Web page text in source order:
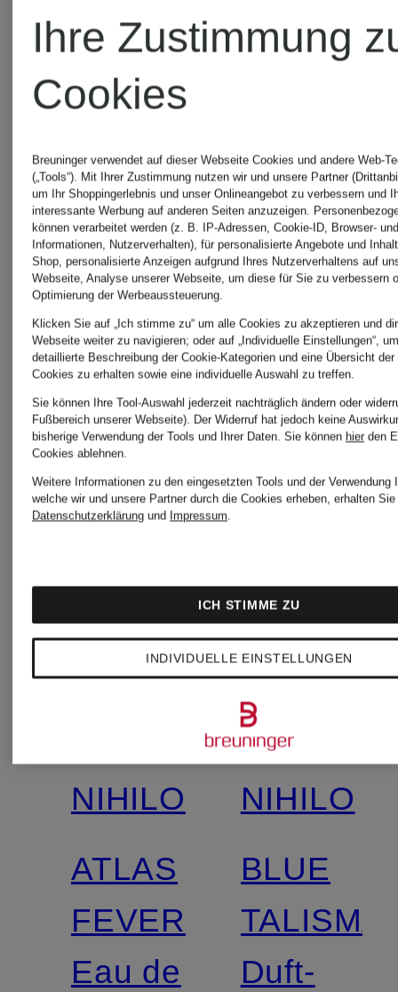
SPIKY
Eau de
Parfum
ab 195 €
(3.900 € / 1 l)
HONORÉ
Eau de
Parfum
(3.900 € /
NIHILO
ATLAS
FEVER
Eau de
EX
NIHILO
BLUE
Duft-
Ihre Zustimmung
Cookies
Breuninger verwendet auf dieser Webseite Cookies und andere Web-
(„Tools“). Mit Ihrer Zustimmung nutzen wir und unsere Partner
um Ihr Shoppingerlebnis und unser Onlineangebot zu verbessern und
interessante Werbung auf anderen Seiten anzuzeigen.
können verarbeitet werden (z. B. IP-Adressen, Cookie-ID, Browser-
Informationen, Nutzerverhalten), für personalisierte Angebote und
Shop, personalisierte Anzeigen aufgrund Ihres Nutzerverhaltens auf
Webseite, Analyse unserer Webseite, um diese für Sie zu verbessern
Optimierung der Werbeaussteuerung.
Klicken Sie auf „Ich stimme zu“ um alle Cookies zu akzeptieren und
Webseite weiter zu navigieren; oder auf „Individuelle Einstellungen“,
detaillierte Beschreibung der Cookie-Kategorien und eine Übersicht
Cookies zu erhalten sowie eine individuelle Auswahl zu treffen.
Sie können Ihre Tool-Auswahl jederzeit nachträglich ändern oder
Fußbereich unserer Webseite). Der Widerruf hat jedoch keine
bisherige Verwendung der Tools und Ihrer Daten. Sie können hier den
Cookies ablehnen.
Weitere Informationen zu den eingesetzten Tools und der Verwendung
welche wir und unsere Partner durch die Cookies erheben, erhalten
Datenschutzerklärung und Impressum.
INDIVIDUELLE EINSTELLUNGEN
ICH STIMME ZU